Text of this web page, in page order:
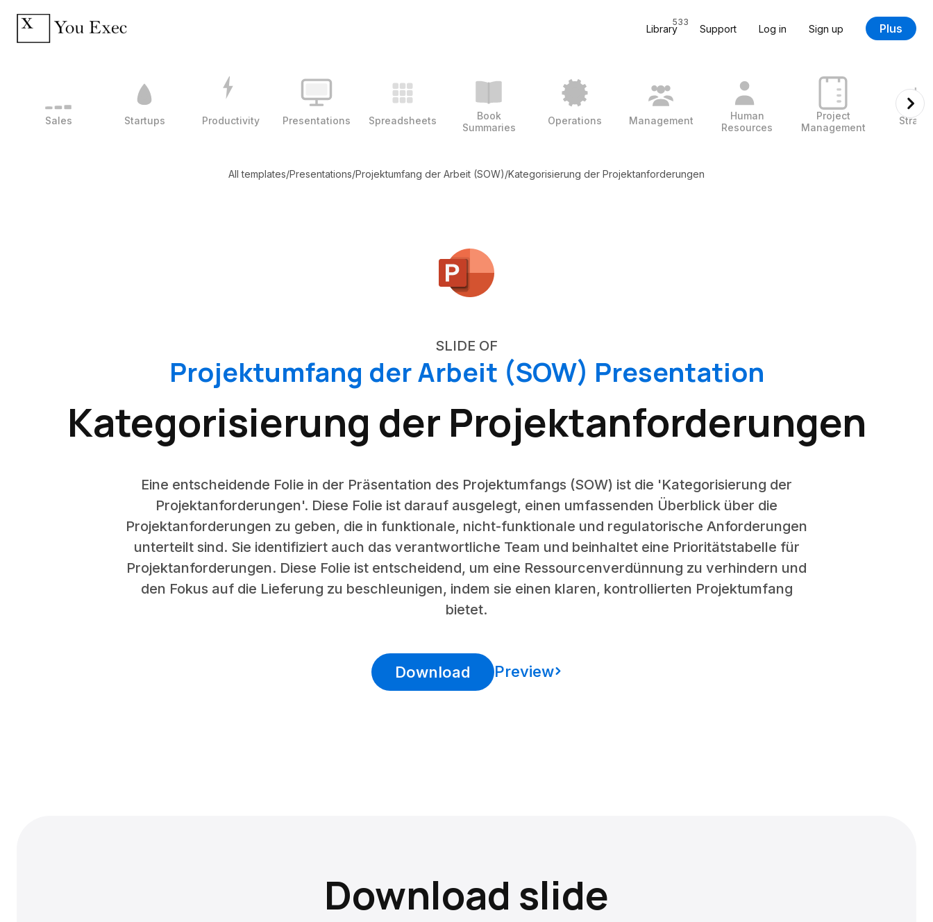
Library
533
Support Log in Sign up Plus
Sales Startups Productivity Presentations Spreadsheets
Book
Summaries
Operations Management
Human
Resources
Project
Management
All templates/Presentations/Projektumfang der Arbeit (SOW)/Kategorisierung der Projektanforderungen
SLIDE OF
Projektumfang der Arbeit (SOW) Presentation
Kategorisierung der Projektanforderungen
Eine entscheidende Folie in der Präsentation des Projektumfangs (SOW) ist die 'Kategorisierung der
Projektanforderungen'. Diese Folie ist darauf ausgelegt, einen umfassenden Überblick über die
Projektanforderungen zu geben, die in funktionale, nicht-funktionale und regulatorische Anforderungen
unterteilt sind. Sie identifiziert auch das verantwortliche Team und beinhaltet eine Prioritätstabelle für
Projektanforderungen. Diese Folie ist entscheidend, um eine Ressourcenverdünnung zu verhindern und
den Fokus auf die Lieferung zu beschleunigen, indem sie einen klaren, kontrollierten Projektumfang
bietet.
Download Preview
Download slide